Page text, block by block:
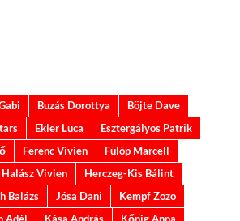
Buzás Dorottya
Böjte Dave
Ekler Luca
Esztergályos Patrik
Ferenc Vivien
Fülöp Marcell
Halász Vivien
Herczeg-Kis Bálint
Balázs Jósa Dani
Kempf Zozo